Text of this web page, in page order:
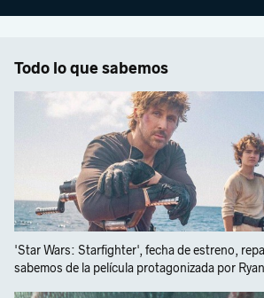
Todo lo que sabemos
'Star Wars: Starfighter', fecha de estreno,
sabemos de la película protagonizada por